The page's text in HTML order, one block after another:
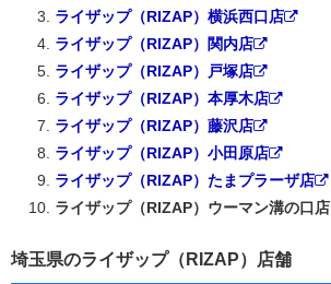
ライザップ（RIZAP）横浜西口店
ライザップ（RIZAP）関内店
ライザップ（RIZAP）戸塚店
ライザップ（RIZAP）本厚木店
ライザップ（RIZAP）藤沢店
ライザップ（RIZAP）小田原店
ライザップ（RIZAP）たまプラーザ店
ライザップ（RIZAP）ウーマン溝の口店
埼玉県のライザップ（RIZAP）店舗